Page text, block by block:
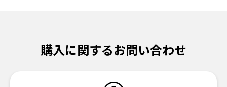
購入に関するお問い合わせ